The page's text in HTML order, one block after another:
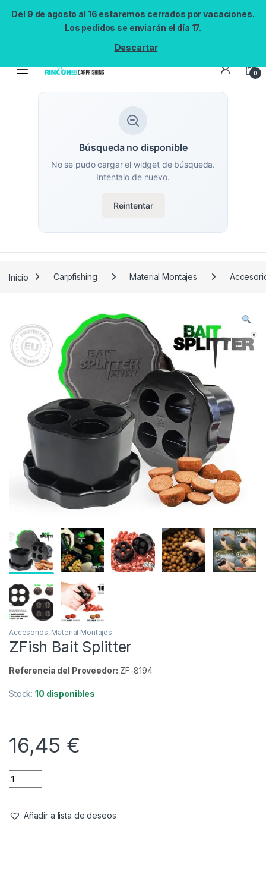
Del 9 de agosto al 16 estaremos cerrados por vacaciones.
Los pedidos se enviarán el día 17.
Descartar
0
Búsqueda no disponible
No se pudo cargar el widget de búsqueda.
Inténtalo de nuevo.
Reintentar
Inicio Carpfishing Material Montajes
Accesorios, Material Montajes
ZFish Bait Splitter
Referencia del Proveedor: ZF-8194
Stock:10 disponibles
16,45 €
Añadir a lista de deseos